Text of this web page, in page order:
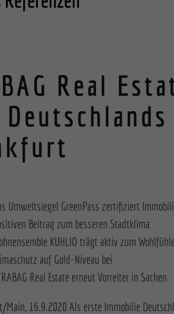
Real
Umweltsiegel GreenPass zertifiziert
Beitrag zum besseren Stadtklima
KUHLIO trägt aktiv zum
auf Gold-Niveau bei
Real Estate erneut Vorreiter in
Main, 16.9.2020 Als erste Immobilie
Datenschutzerklärung Impressum